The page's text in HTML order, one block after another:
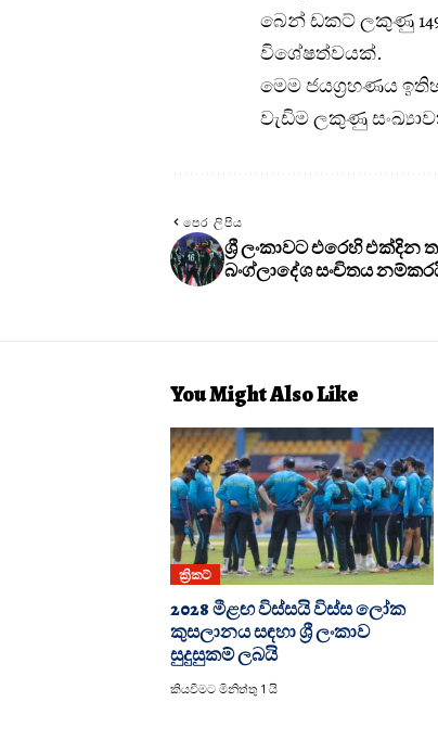
බෙන් ඩකට් ලකුණු
විශේෂත්වයක්.
මෙම ජයග්‍රහණය
වැඩිම ලකුණු
පෙර ලිපිය
ශ්‍රී ලංකාවට එරෙහි එක්දින
බංග්ලාදේශ සංචිතය
You Might Also Like
ක්‍රිකට්
2028 මීළඟ විස්සයි විස්ස ලෝක
කුසලානය සඳහා ශ්‍රී ලංකාව
සුදුසුකම් ලබයි
කියවීමට මිනිත්තු 1 යි